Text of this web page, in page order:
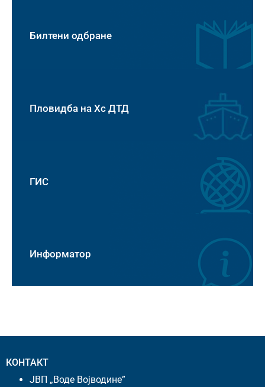
Билтени одбране
Пловидба на Хс ДТД
ГИС
Информатор
КОНТАКТ
ЈВП „Воде Војводине”